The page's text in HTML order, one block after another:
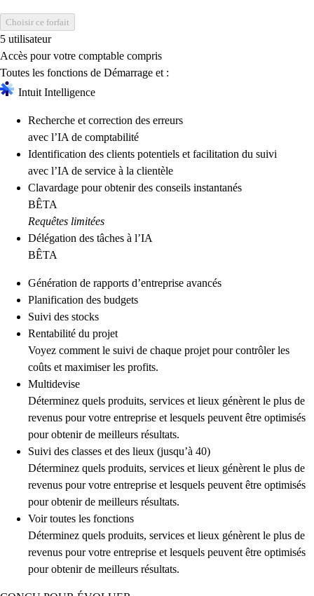
Choisir ce forfait
5 utilisateur
Accès pour votre comptable compris
Toutes les fonctions de Démarrage et :
Intuit Intelligence
Recherche et correction des erreurs
avec l’IA de comptabilité
Identification des clients potentiels et facilitation du suivi
avec l’IA de service à la clientèle
Clavardage pour obtenir des conseils instantanés
BÊTA
Requêtes limitées
Délégation des tâches à l’IA
BÊTA
Génération de rapports d’entreprise avancés
Planification des budgets
Suivi des stocks
Rentabilité du projet
Voyez comment le suivi de chaque projet pour contrôler les
coûts et maximiser les profits.
Multidevise
Déterminez quels produits, services et lieux génèrent le plus de
revenus pour votre entreprise et lesquels peuvent être optimisés
pour obtenir de meilleurs résultats.
Suivi des classes et des lieux (jusqu’à 40)
Déterminez quels produits, services et lieux génèrent le plus de
revenus pour votre entreprise et lesquels peuvent être optimisés
pour obtenir de meilleurs résultats.
Voir toutes les fonctions
Déterminez quels produits, services et lieux génèrent le plus de
revenus pour votre entreprise et lesquels peuvent être optimisés
pour obtenir de meilleurs résultats.